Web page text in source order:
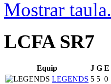
Mostrar taula.
LCFA SR7
Equip J G E
LEGENDS 5 5 0